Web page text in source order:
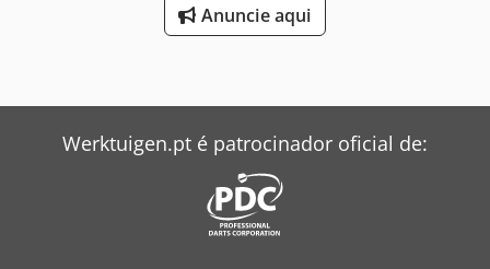
Anuncie aqui
Werktuigen.pt é patrocinador oficial de: